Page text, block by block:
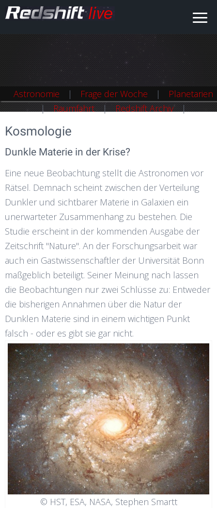
Astronomie Frage der Woche
Planetarien
Raumfahrt
Redshift Archiv
Kosmologie
Dunkle Materie in der Krise?
Eine neue Beobachtung stellt die Astronomen vor
Rätsel. Demnach scheint zwischen der Verteilung
Dunkler und sichtbarer Materie in Galaxien ein
unerwarteter Zusammenhang zu bestehen. Die
Studie erscheint in der kommenden Ausgabe der
Zeitschrift "Nature". An der Forschungsarbeit war
auch ein Gastwissenschaftler der Universität Bonn
maßgeblich beteiligt. Seiner Meinung nach lassen
die Beobachtungen nur zwei Schlüsse zu: Entweder
die bisherigen Annahmen über die Natur der
Dunklen Materie sind in einem wichtigen Punkt
falsch - oder es gibt sie gar nicht.
© HST, ESA, NASA, Stephen Smartt